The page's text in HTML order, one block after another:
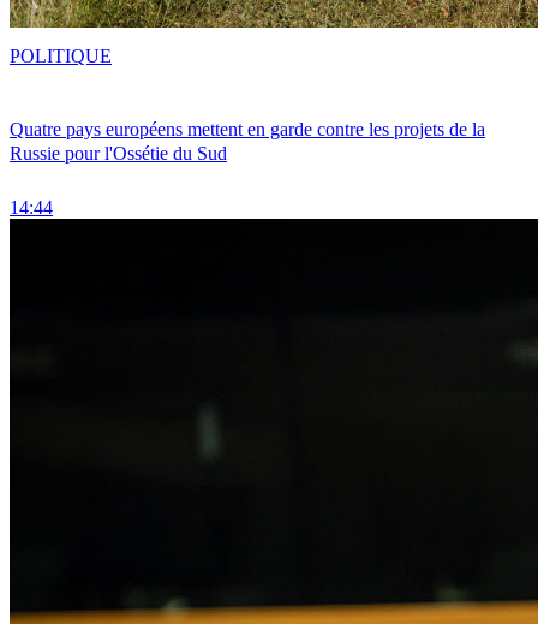
Quatre pays européens mettent en garde contre les projets de la
Russie pour l'Ossétie du Sud
14:44
POLITIQUE